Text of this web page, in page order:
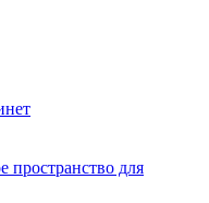
пространство для